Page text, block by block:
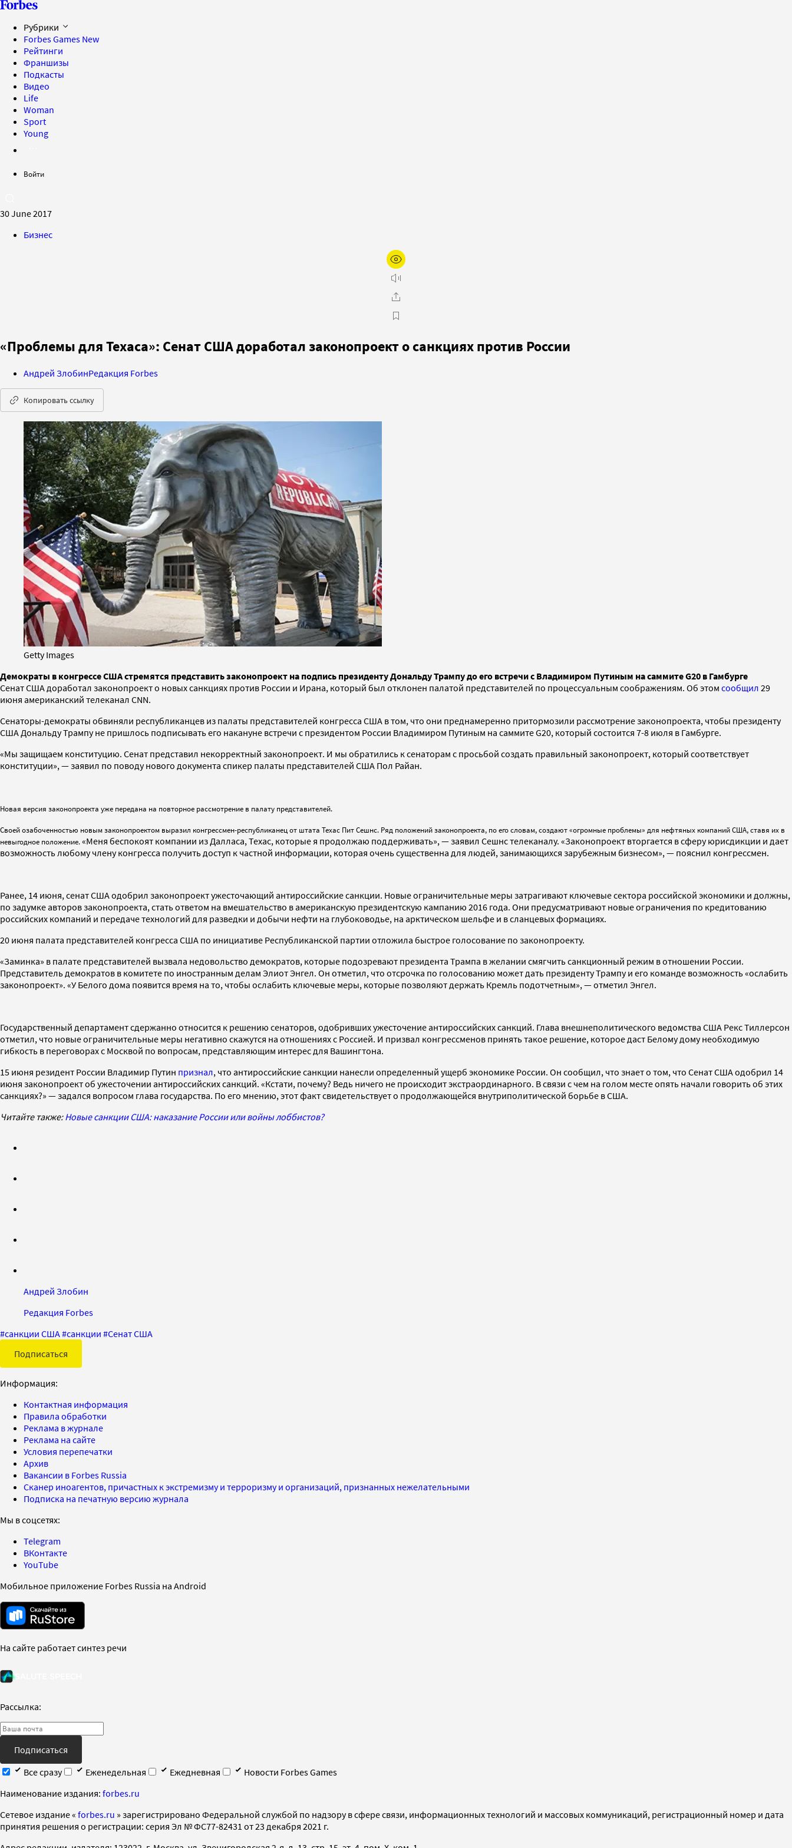
Рубрики
Forbes Games New
Рейтинги
Франшизы
Подкасты
Видео
Life
Woman
Sport
Young
Войти
30 June 2017
Бизнес
«Проблемы для Техаса»: Сенат США доработал законопроект о санкциях против России
Андрей ЗлобинРедакция Forbes
Копировать ссылку
Getty Images
Демократы в конгрессе США стремятся представить законопроект на подпись президенту Дональду Трампу до его встречи с Владимиром Путиным на саммите G20 в Гамбурге
Сенат США доработал законопроект о новых санкциях против России и Ирана, который был отклонен палатой представителей по процессуальным соображениям. Об этом сообщил 29
июня американский телеканал CNN.
Сенаторы-демократы обвиняли республиканцев из палаты представителей конгресса США в том, что они преднамеренно притормозили рассмотрение законопроекта, чтобы президенту
США Дональду Трампу не пришлось подписывать его накануне встречи с президентом России Владимиром Путиным на саммите G20, который состоится 7-8 июля в Гамбурге.
«Мы защищаем конституцию. Сенат представил некорректный законопроект. И мы обратились к сенаторам с просьбой создать правильный законопроект, который соответствует
конституции», — заявил по поводу нового документа спикер палаты представителей США Пол Райан.
Новая версия законопроекта уже передана на повторное рассмотрение в палату представителей.
Своей озабоченностью новым законопроектом выразил конгрессмен-республиканец от штата Техас Пит Сешнс. Ряд положений законопроекта, по его словам, создают «огромные проблемы» для нефтяных компаний США, ставя их в
невыгодное положение.«Меня беспокоят компании из Далласа, Техас, которые я продолжаю поддерживать», — заявил Сешнс телеканалу. «Законопроект вторгается в сферу юрисдикции и дает
возможность любому члену конгресса получить доступ к частной информации, которая очень существенна для людей, занимающихся зарубежным бизнесом», — пояснил конгрессмен.
Ранее, 14 июня, сенат США одобрил законопроект ужесточающий антироссийские санкции. Новые ограничительные меры затрагивают ключевые сектора российской экономики и должны,
по задумке авторов законопроекта, стать ответом на вмешательство в американскую президентскую кампанию 2016 года. Они предусматривают новые ограничения по кредитованию
российских компаний и передаче технологий для разведки и добычи нефти на глубоководье, на арктическом шельфе и в сланцевых формациях.
20 июня палата представителей конгресса США по инициативе Республиканской партии отложила быстрое голосование по законопроекту.
«Заминка» в палате представителей вызвала недовольство демократов, которые подозревают президента Трампа в желании смягчить санкционный режим в отношении России.
Представитель демократов в комитете по иностранным делам Элиот Энгел. Он отметил, что отсрочка по голосованию может дать президенту Трампу и его команде возможность «ослабить
законопроект». «У Белого дома появится время на то, чтобы ослабить ключевые меры, которые позволяют держать Кремль подотчетным», — отметил Энгел.
Государственный департамент сдержанно относится к решению сенаторов, одобривших ужесточение антироссийских санкций. Глава внешнеполитического ведомства США Рекс Тиллерсон
отметил, что новые ограничительные меры негативно скажутся на отношениях с Россией. И призвал конгрессменов принять такое решение, которое даст Белому дому необходимую
гибкость в переговорах с Москвой по вопросам, представляющим интерес для Вашингтона.
15 июня резидент России Владимир Путин признал, что антироссийские санкции нанесли определенный ущерб экономике России. Он сообщил, что знает о том, что Сенат США одобрил 14
июня законопроект об ужесточении антироссийских санкций. «Кстати, почему? Ведь ничего не происходит экстраординарного. В связи с чем на голом месте опять начали говорить об этих
санкциях?» — задался вопросом глава государства. По его мнению, этот факт свидетельствует о продолжающейся внутриполитической борьбе в США.
Читайте также:Новые санкции США: наказание России или войны лоббистов?
Андрей Злобин
Редакция Forbes
#санкции США#санкции #Сенат США
Подписаться
Информация:
Контактная информация
Правила обработки
Реклама в журнале
Реклама на сайте
Условия перепечатки
Архив
Вакансии в Forbes Russia
Сканер иноагентов, причастных к экстремизму и терроризму и организаций, признанных нежелательными
Подписка на печатную версию журнала
Мы в соцсетях:
Telegram
ВКонтакте
YouTube
Мобильное приложение Forbes Russia на Android
На сайте работает синтез речи
Рассылка:
Подписаться
Все сразу
Еженедельная Ежедневная
Новости Forbes Games
Наименование издания: forbes.ru
Cетевое издание « forbes.ru » зарегистрировано Федеральной службой по надзору в сфере связи, информационных технологий и массовых коммуникаций, регистрационный номер и дата
принятия решения о регистрации: серия Эл № ФС77-82431 от 23 декабря 2021 г.